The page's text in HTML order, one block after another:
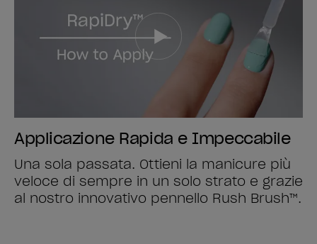
Applicazione Rapida e Impeccabile
Una sola passata. Ottieni la manicure più
veloce di sempre in un solo strato e grazie
al nostro innovativo pennello Rush Brush™.